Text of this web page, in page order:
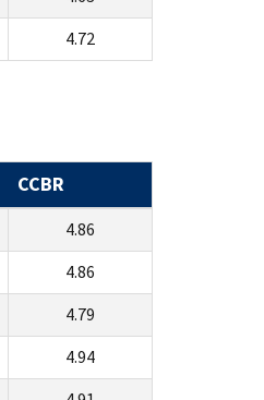
4.72
CCBR
4.86
4.86
4.79
4.94